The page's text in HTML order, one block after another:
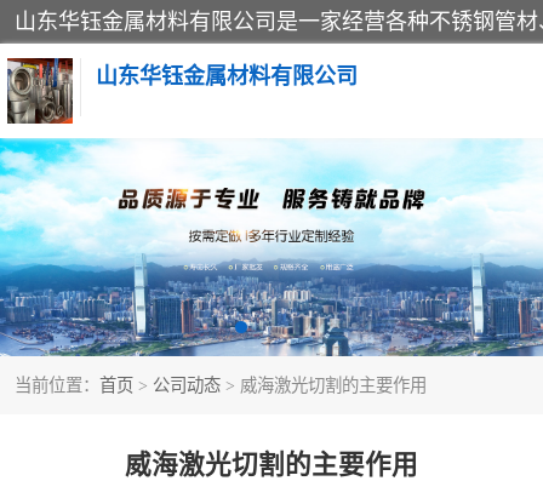
山东华钰金属材料有限公司
当前位置： 首页 > 公司动态 > 威海激光切割的主要作用
威海激光切割的主要作用
不锈钢管
管件标准件
不锈钢人孔
不锈钢角钢